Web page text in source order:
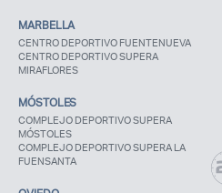
MARBELLA
CENTRO DEPORTIVO FUENTENUEVA
CENTRO DEPORTIVO SUPERA
MIRAFLORES
MÓSTOLES
COMPLEJO DEPORTIVO SUPERA
MÓSTOLES
COMPLEJO DEPORTIVO SUPERA LA
FUENSANTA